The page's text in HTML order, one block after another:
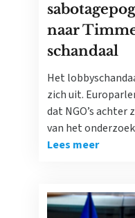
naar
schandaal
Het
zich uit.
dat NGO’s
van het
Lees meer